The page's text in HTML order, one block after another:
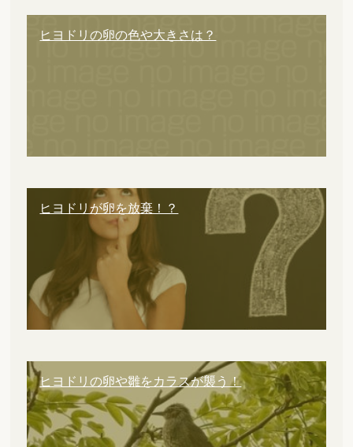
ヒヨドリの卵の色や大きさは？
ヒヨドリが卵を放棄！？
ヒヨドリの卵や雛をカラスが襲う！